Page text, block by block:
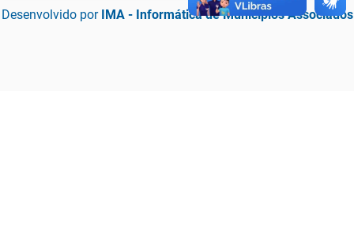
Desenvolvido por IMA - Informática de Municípios Associados